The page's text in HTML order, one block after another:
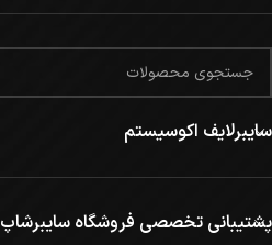
سایبرلایف اکوسیستم
پشتیبانی تخصصی فروشگاه سایبرشاپ